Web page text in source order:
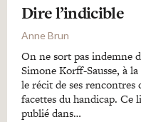
Dire l’indicible
Anne Brun
On ne sort pas indemne
Simone Korff-Sausse, à
le récit de ses rencontres
facettes du handicap.
publié dans…